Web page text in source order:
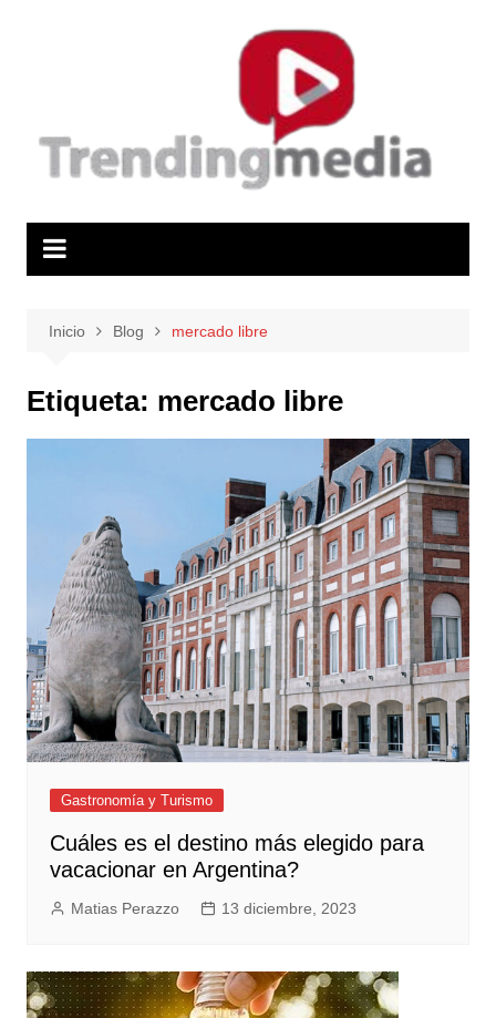
Inicio Blog mercado libre
Etiqueta: mercado libre
Gastronomía y Turismo
Cuáles es el destino más elegido para
vacacionar en Argentina?
Matias Perazzo 13 diciembre, 2023